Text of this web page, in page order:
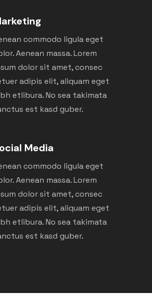
commodo ligula eget
Aenean massa. Lorem
dolor sit amet, consec
adipis elit, aliquam eget
etlibura. No sea takimata
est kasd guber.
Media
commodo ligula eget
Aenean massa. Lorem
dolor sit amet, consec
adipis elit, aliquam eget
etlibura. No sea takimata
est kasd guber.